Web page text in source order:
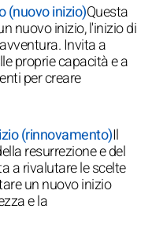
(nuovo inizio)Questa
nuovo inizio, l'inizio di
Invita a
proprie capacità e a
per creare
(rinnovamento)Il
resurrezione e del
a rivalutare le scelte
un nuovo inizio
e la